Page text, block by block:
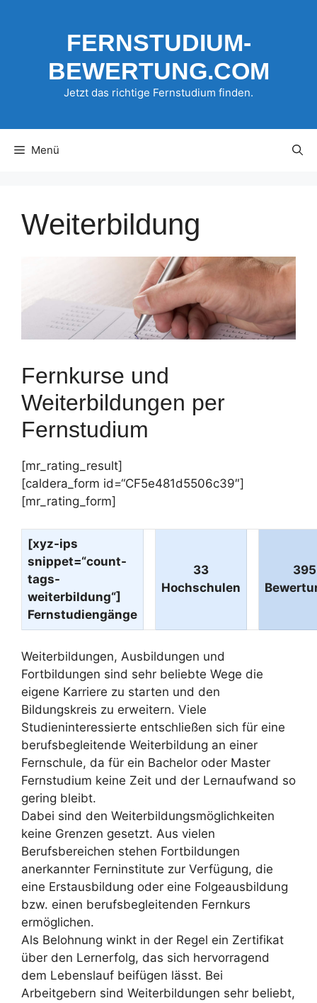
FERNSTUDIUM-
BEWERTUNG.COM
Jetzt das richtige Fernstudium finden.
Menü
Weiterbildung
Fernkurse und
Weiterbildungen per
Fernstudium
[mr_rating_result]
[caldera_form id=“CF5e481d5506c39″]
[mr_rating_form]
[xyz-ips
snippet=“count-
tags-
weiterbildung“]
Fernstudiengänge
33
Hochschulen
395
Weiterbildungen, Ausbildungen und
Fortbildungen sind sehr beliebte Wege die
eigene Karriere zu starten und den
Bildungskreis zu erweitern. Viele
Studieninteressierte entschließen sich für eine
berufsbegleitende Weiterbildung an einer
Fernschule, da für ein Bachelor oder Master
Fernstudium keine Zeit und der Lernaufwand so
gering bleibt.
Dabei sind den Weiterbildungsmöglichkeiten
keine Grenzen gesetzt. Aus vielen
Berufsbereichen stehen Fortbildungen
anerkannter Ferninstitute zur Verfügung, die
eine Erstausbildung oder eine Folgeausbildung
bzw. einen berufsbegleitenden Fernkurs
ermöglichen.
Als Belohnung winkt in der Regel ein Zertifikat
über den Lernerfolg, das sich hervorragend
dem Lebenslauf beifügen lässt. Bei
Arbeitgebern sind Weiterbildungen sehr beliebt,